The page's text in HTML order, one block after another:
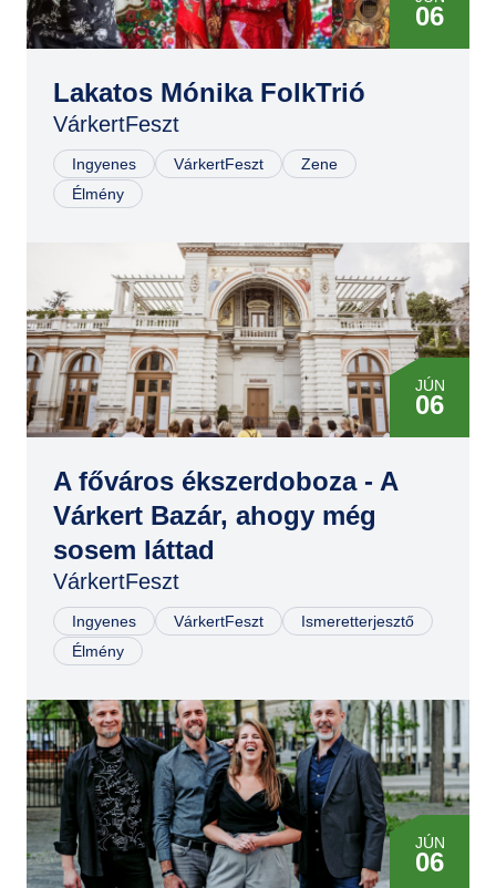
06
Lakatos Mónika FolkTrió
VárkertFeszt
Ingyenes VárkertFeszt
Zene
Élmény
JÚN
06
JÚN
07
A főváros ékszerdoboza - A
Várkert Bazár, ahogy még
sosem láttad
VárkertFeszt
Ingyenes VárkertFeszt
Ismeretterjesztő
Élmény
JÚN
06